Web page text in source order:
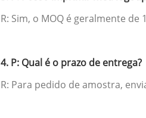
R: Sim, o MOQ é geralmente de
4. P: Qual é o prazo de entrega?
R: Para pedido de amostra,